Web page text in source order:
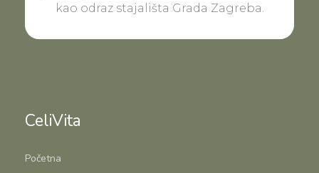
kao odraz stajališta Grada Zagreba.
CeliVita
Početna